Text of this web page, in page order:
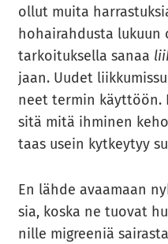
ollut muita
ho­hai­rah­dus­ta lu­kuun
tar­koi­tuk­sel­la sanaa
jaan. Uudet
neet ter­min käyt­töön.
sitä mitä ih­mi­nen
taas usein kyt­key­tyy
En lähde avaa­maan
sia, koska ne tuo­vat
nil­le migree­niä